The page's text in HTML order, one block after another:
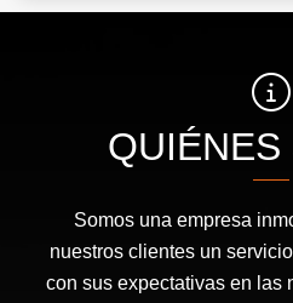
QUIÉNES
Somos una empresa
nuestros clientes un
con sus expectativas en las